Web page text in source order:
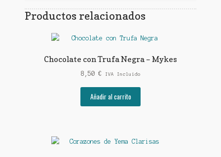
Productos relacionados
Chocolate con Trufa Negra – Mykes
8,50 € IVA Incluido
Añadir al carrito